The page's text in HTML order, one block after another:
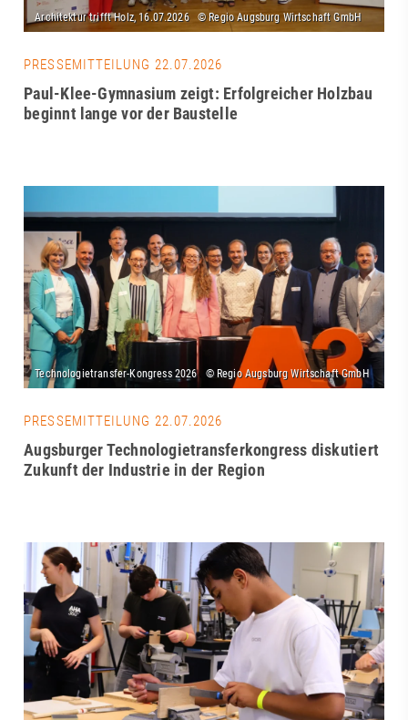
PRESSEMITTEILUNG 22.07.2026
Paul-Klee-Gymnasium zeigt: Erfolgreicher Holzbau
beginnt lange vor der Baustelle
PRESSEMITTEILUNG 22.07.2026
Augsburger Technologietransferkongress diskutiert
Zukunft der Industrie in der Region